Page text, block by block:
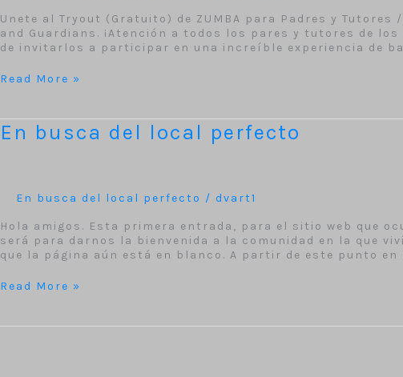
Unete al Tryout (Gratuito) de ZUMBA para Padres y
and Guardians. ¡Atención a todos los pares y tutores de
de invitarlos a participar en una increíble experiencia de
Tryout
for
Parents
Guardians
Read More »
En busca del local perfecto
En busca del local perfecto / dvart1
Hola amigos. Esta primera entrada, para el sitio web que
será para darnos la bienvenida a la comunidad en la que
que la página aún está en blanco. A partir de este punto
En
busca
Read More »